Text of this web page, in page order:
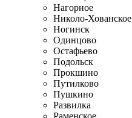
Нагорное
Николо-Хованское
Ногинск
Одинцово
Остафьево
Подольск
Прокшино
Путилково
Пушкино
Развилка
Раменское